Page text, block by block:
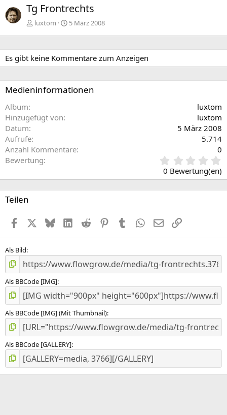
Tg Frontrechts
luxtom 5 März 2008
Es gibt keine Kommentare zum Anzeigen
Medieninformationen
Album
luxtom
Hinzugefügt von
luxtom
Datum
5 März 2008
Aufrufe
5.714
Anzahl Kommentare
0
Bewertung
0
0
(
0 Bewertung(en)
Teilen
FacebookX (Twitter)
BlueskyLinkedInReddit PinterestTumblr WhatsApp
E-MailLink
Als Bild
Als BBCode [IMG]
Als BBCode [IMG] (Mit Thumbnail)
Als BBCode [GALLERY]